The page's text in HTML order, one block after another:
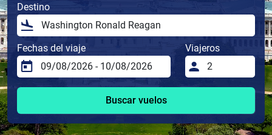
Destino
Fechas del viaje Viajeros
Buscar vuelos